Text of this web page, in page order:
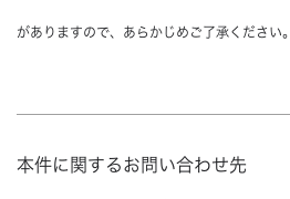
がありますので、あらかじめご了承ください。
本件に関するお問い合わせ先